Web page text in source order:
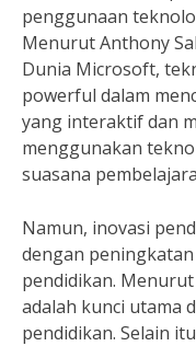
penggunaan
Menurut Anthony
Dunia Microsoft,
powerful dalam
yang interaktif dan
menggunakan
suasana
Namun, inovasi
dengan
pendidikan.
adalah kunci utama
pendidikan. Selain